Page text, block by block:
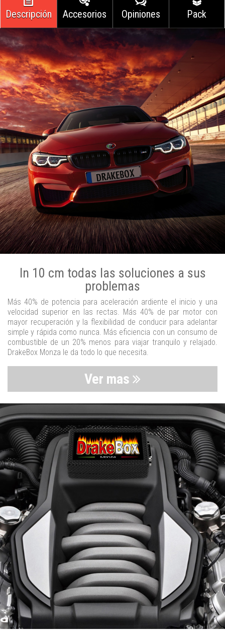
Descripción Accesorios Opiniones Pack
In 10 cm todas las soluciones a sus
problemas
Más 40% de potencia para aceleración ardiente el inicio y una
velocidad superior en las rectas. Más 40% de par motor con
mayor recuperación y la flexibilidad de conducir para adelantar
simple y rápida como nunca. Más eficiencia con un consumo de
combustible de un 20% menos para viajar tranquilo y relajado.
DrakeBox Monza le da todo lo que necesita.
Ver mas